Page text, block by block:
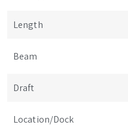
Length
Beam
Draft
Location/Dock